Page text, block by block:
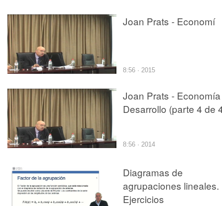
Joan Prats - Economí
8:56 · 2015
Joan Prats -
Desarrollo (parte 4 de
8:56 · 2014
Diagramas de
agrupaciones lineales.
Ejercicios